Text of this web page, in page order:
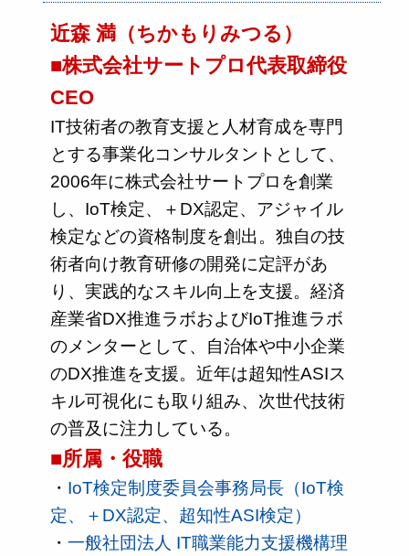
近森 満（ちかもりみつる）
■株式会社サートプロ代表取締役
CEO
IT技術者の教育支援と人材育成を専門
とする事業化コンサルタントとして、
2006年に株式会社サートプロを創業
し、IoT検定、＋DX認定、アジャイル
検定などの資格制度を創出。独自の技
術者向け教育研修の開発に定評があ
り、実践的なスキル向上を支援。経済
産業省DX推進ラボおよびIoT推進ラボ
のメンターとして、自治体や中小企業
のDX推進を支援。近年は超知性ASIス
キル可視化にも取り組み、次世代技術
の普及に注力している。
■所属・役職
・ IoT検定制度委員会事務局長（IoT検
定、＋DX認定、超知性ASI検定）
・ 一般社団法人 IT職業能力支援機構理